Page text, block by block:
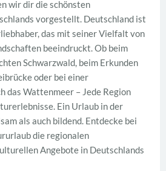
wir dir die schönsten
vorgestellt. Deutschland ist
das mit seiner Vielfalt von
beeindruckt. Ob beim
Schwarzwald, beim Erkunden
oder bei einer
das Wattenmeer – Jede Region
Ein Urlaub in der
als auch bildend. Entdecke bei
die regionalen
Angebote in Deutschlands